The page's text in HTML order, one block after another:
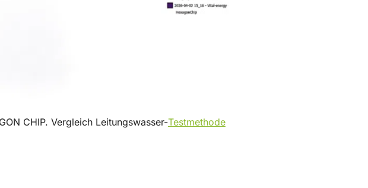
CHIP. Vergleich Leitungswasser-Testmethode